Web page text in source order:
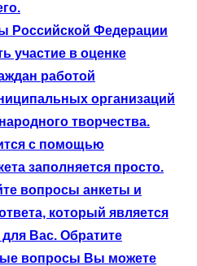
Российской Федерации
участие в оценке
работой
организаций
творчества.
с помощью
заполняется просто.
вопросы анкеты и
который является
Вас. Обратите
вопросы Вы можете